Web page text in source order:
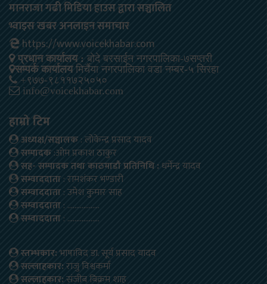
मानराजा गढी मिडिया हाउस द्वारा सञ्चालित
भ्वाइस खबर अनलाइन समाचार
https://www.voicekhabar.com
प्रधान कार्यालय : बोदे बरसाईन नगरपालिका-७सप्तरी
सम्पर्क कार्यालयमिर्चैया नगरपालिका वडा नम्बर-५ सिरहा
+९७७-९८११७२५०५०
info@voicekhabar.com
हाम्रो टिम
अध्यक्ष/सञ्चालक: लोकेन्द्र प्रसाद यादव
सम्पादक:ओम प्रकाश ठाकुर
सह- सम्पादक तथा काठमाडौ प्रतिनिधि : धर्मेन्द्र यादव
सम्वाददाता: रामशंकर भण्डारी
सम्वाददाता: उमेश कुमार साह
सम्वाददाता: ………………
सम्वाददाता: ………………
स्तम्भकार:भाषाविद डा. सूर्य प्रसाद यादव
सल्लाहकार:राजु विश्वकर्मा
सल्लाहकार:संजीब बिक्रम शाह